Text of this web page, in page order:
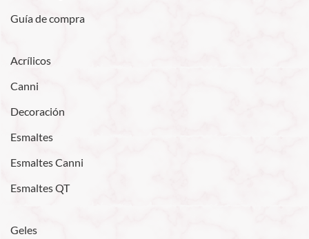
Guía de compra
Acrílicos
Canni
Decoración
Esmaltes
Esmaltes Canni
Esmaltes QT
Geles